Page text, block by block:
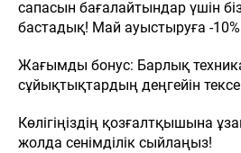
сапасын бағалайтындар үшін
бастадық! Май ауыстыруға -10%
Жағымды бонус: Барлық
сұйықтықтардың деңгейін
Көлігіңіздің қозғалтқышына
жолда сенімділік сыйлаңыз!